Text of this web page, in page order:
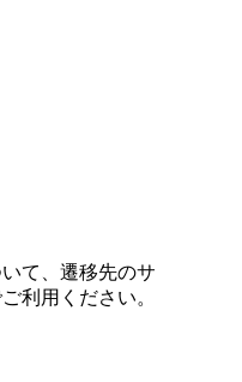
て、遷移先のサ
利用ください。